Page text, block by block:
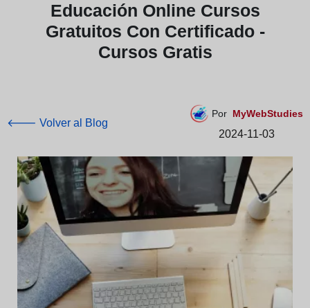
Educación Online Cursos
Gratuitos Con Certificado -
Cursos Gratis
🡐 Volver al Blog
Por MyWebStudies
2024-11-03